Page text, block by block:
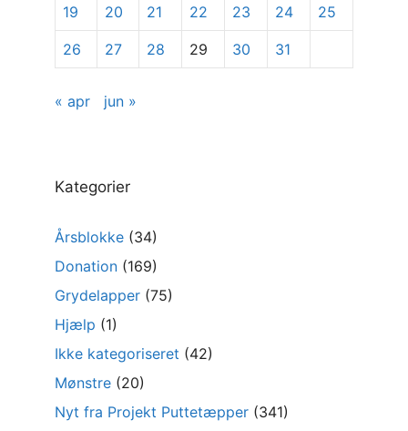
19 20 21 22 23 24 25
26 27 28 29 30 31
« apr jun »
Kategorier
Årsblokke (34)
Donation (169)
Grydelapper (75)
Hjælp (1)
Ikke kategoriseret (42)
Mønstre (20)
Nyt fra Projekt Puttetæpper (341)